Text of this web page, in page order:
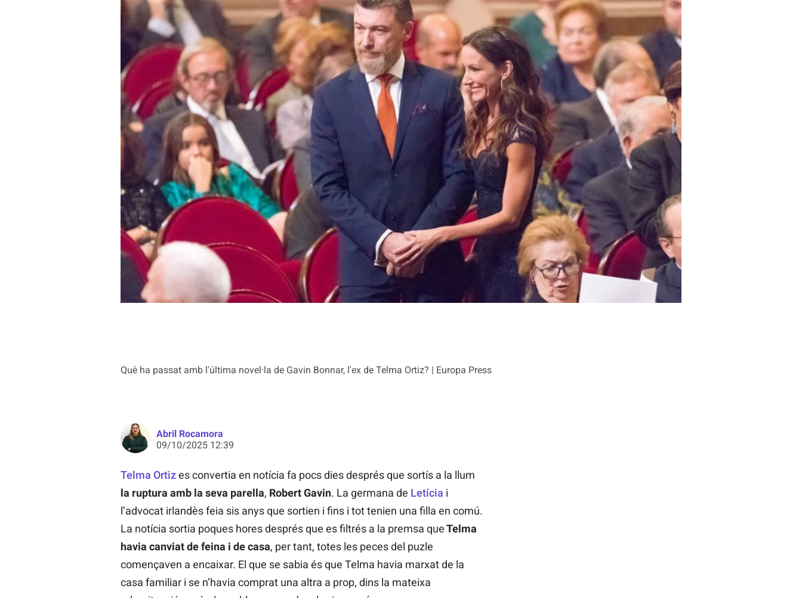
Què ha passat amb l'última novel·la de Gavin Bonnar, l'ex de Telma Ortiz? | Europa Press
Abril Rocamora
09/10/2025 12:39
Telma Ortizes convertia en notícia fa pocs dies després que sortís a la llum
la ruptura amb la seva parella, Robert Gavin. La germana de Letícia i
l’advocat irlandès feia sis anys que sortien i fins i tot tenien una filla en comú.
La notícia sortia poques hores després que es filtrés a la premsa queTelma
havia canviat de feina i de casa, per tant, totes les peces del puzle
començaven a encaixar. El que se sabia és que Telma havia marxat de la
casa familiar i se n’havia comprat una altra a prop, dins la mateixa